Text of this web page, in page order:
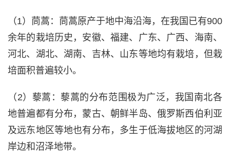
（1）茼蒿：茼蒿原产于地中海沿海，在我国已有900
余年的栽培历史，安徽、福建、广东、广西、海南、
河北、湖北、湖南、吉林、山东等地均有栽培，但栽
培面积普遍较小。
（2）藜蒿：藜蒿的分布范围极为广泛，我国南北各
地普遍都有分布，蒙古、朝鲜半岛、俄罗斯西伯利亚
及远东地区等地也有分布，多生于低海拔地区的河湖
岸边和沼泽地带。